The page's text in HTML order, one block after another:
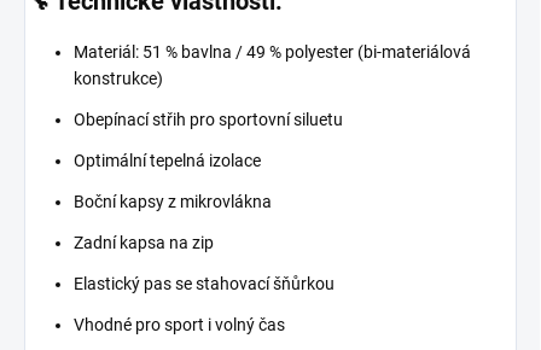
Materiál: 51 % bavlna / 49 % polyester (bi-materiálová
konstrukce)
Obepínací střih pro sportovní siluetu
Optimální tepelná izolace
Boční kapsy z mikrovlákna
Zadní kapsa na zip
Elastický pas se stahovací šňůrkou
Vhodné pro sport i volný čas